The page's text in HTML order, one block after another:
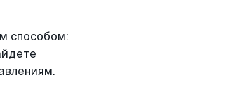
способом: